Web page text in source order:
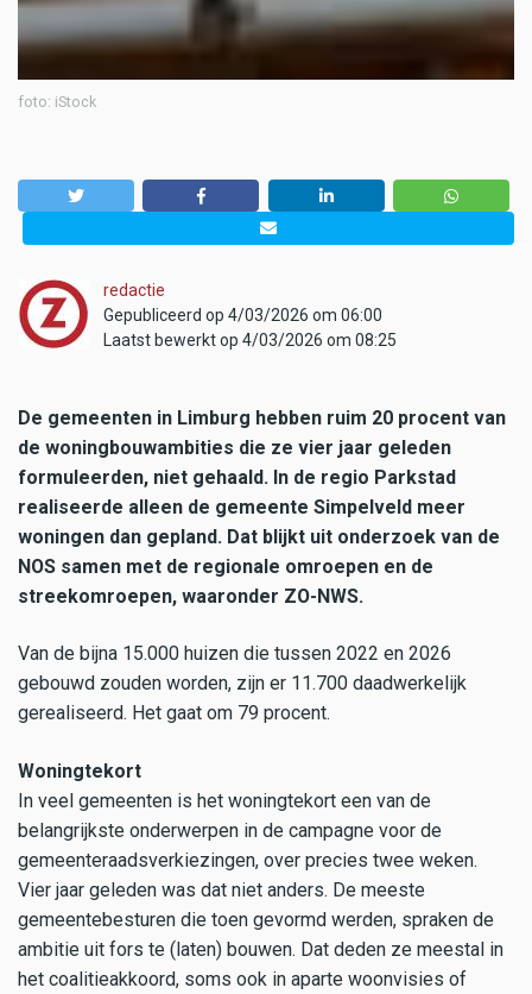
foto: iStock
redactie
Gepubliceerd op 4/03/2026 om 06:00
Laatst bewerkt op 4/03/2026 om 08:25
De gemeenten in Limburg hebben ruim 20 procent van
de woningbouwambities die ze vier jaar geleden
formuleerden, niet gehaald. In de regio Parkstad
realiseerde alleen de gemeente Simpelveld meer
woningen dan gepland. Dat blijkt uit onderzoek van de
NOS samen met de regionale omroepen en de
streekomroepen, waaronder ZO-NWS.
Van de bijna 15.000 huizen die tussen 2022 en 2026
gebouwd zouden worden, zijn er 11.700 daadwerkelijk
gerealiseerd. Het gaat om 79 procent.
Woningtekort
In veel gemeenten is het woningtekort een van de
belangrijkste onderwerpen in de campagne voor de
gemeenteraadsverkiezingen, over precies twee weken.
Vier jaar geleden was dat niet anders. De meeste
gemeentebesturen die toen gevormd werden, spraken de
ambitie uit fors te (laten) bouwen. Dat deden ze meestal in
het coalitieakkoord, soms ook in aparte woonvisies of